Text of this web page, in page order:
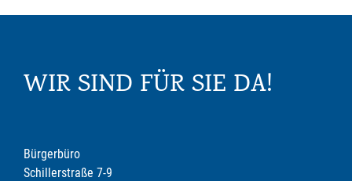
WIR SIND FÜR SIE DA!
Bürgerbüro
Schillerstraße 7-9